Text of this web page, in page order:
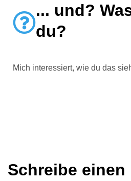
... und?
du?
Mich interessiert, wie du das
Schreibe einen